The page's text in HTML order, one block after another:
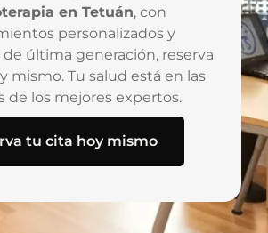
en Tetuán, con
personalizados y
última generación, reserva
mismo. Tu salud está en las
de los mejores expertos.
tu cita hoy mismo